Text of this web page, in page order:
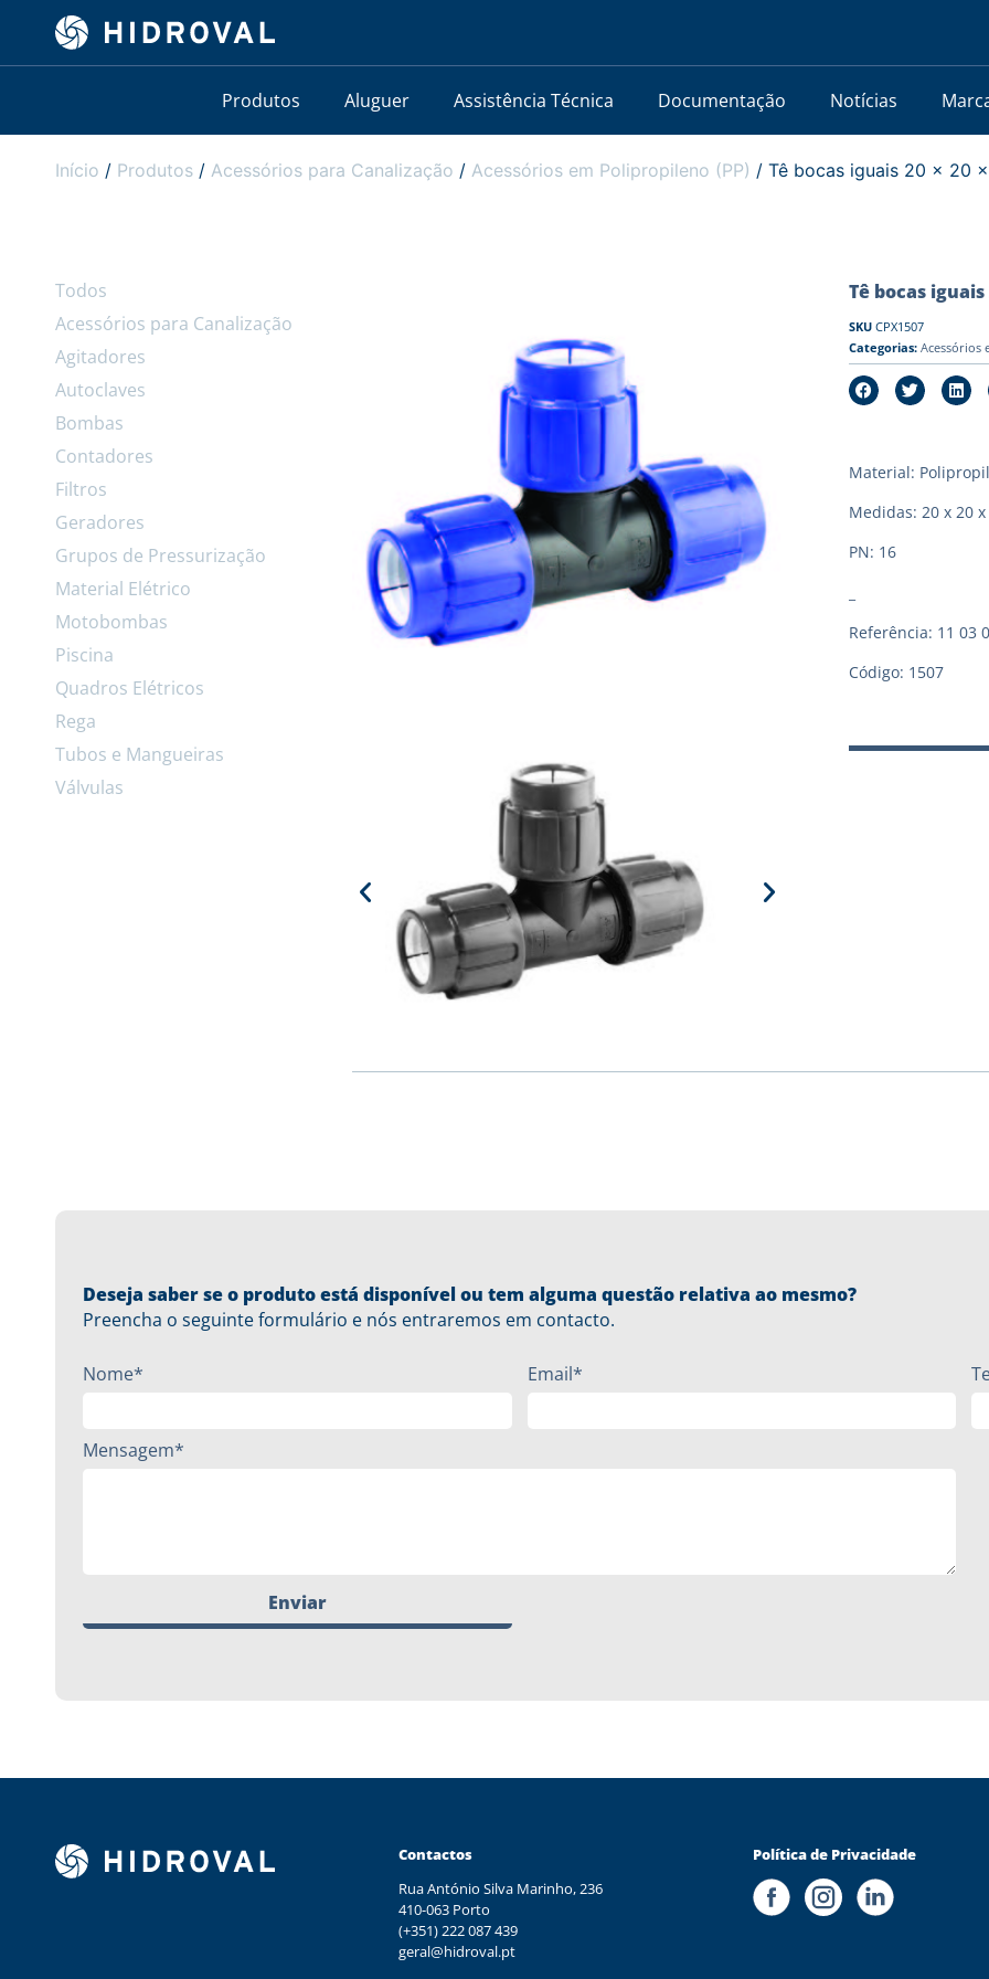
Produtos Aluguer Assistência Técnica Documentação Notícias
Início / Produtos / Acessórios para Canalização / Acessórios em Polipropileno (PP) / Tê bocas iguais 20 x 20
Todos
Acessórios para Canalização
Agitadores
Autoclaves
Bombas
Contadores
Filtros
Geradores
Grupos de Pressurização
Material Elétrico
Motobombas
Piscina
Quadros Elétricos
Rega
Tubos e Mangueiras
Válvulas
Tê bocas iguais
SKU CPX1507
Categorias: Acessórios
Material:
Medidas: 20 x 20 x
PN: 16
Referência: 11 03
Código: 1507
Deseja saber se o produto está disponível ou tem alguma questão relativa ao mesmo?
Preencha o seguinte formulário e nós entraremos em contacto.
Nome* Email*
Mensagem*
Enviar
Contactos
Rua António Silva Marinho, 236
410-063 Porto
(+351) 222 087 439
geral@hidroval.pt
Política de Privacidade